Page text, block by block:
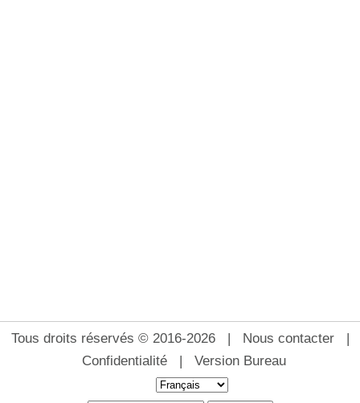
Tous droits réservés © 2016-2026 | Nous contacter|
Confidentialité
Version Bureau